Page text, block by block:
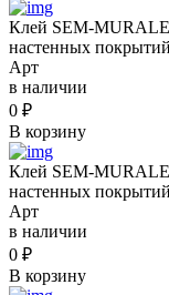
Клей SEM-
настенных
Арт
в наличии
0 ₽
В корзину
Клей SEM-
настенных
Арт
в наличии
0 ₽
В корзину